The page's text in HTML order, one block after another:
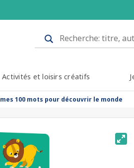
Activités et loisirs créatifs
mes 100 mots pour découvrir le monde